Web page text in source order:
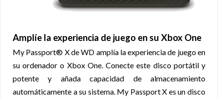
Amplíe la experiencia de juego en su Xbox One
My Passport® X de WD amplía la experiencia de juego en
su ordenador o Xbox One. Conecte este disco portátil y
potente y añada capacidad de almacenamiento
automáticamente a su sistema. My Passport X es un disco